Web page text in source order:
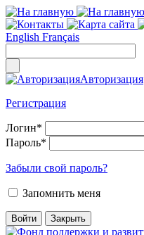
English Français
Авторизация
Регистрация
Логин*
Пароль*
Забыли свой пароль?
Запомнить меня